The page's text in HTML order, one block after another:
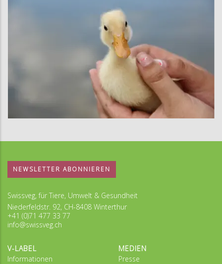
NEWSLETTER ABONNIEREN
Swissveg, für Tiere, Umwelt & Gesundheit
Niederfeldstr. 92, CH-8408 Winterthur
+41 (0)71 477 33 77
info@swissveg.ch
V-LABEL
Informationen
MEDIEN
Presse